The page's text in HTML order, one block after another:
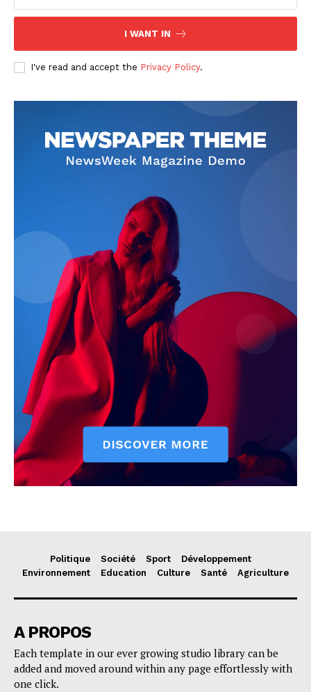
I WANT IN
I've read and accept the Privacy Policy.
Politique Société Sport
Développement
Environnement
Education Culture Santé Agriculture
A PROPOS
Each template in our ever growing studio library can be
added and moved around within any page effortlessly with
one click.